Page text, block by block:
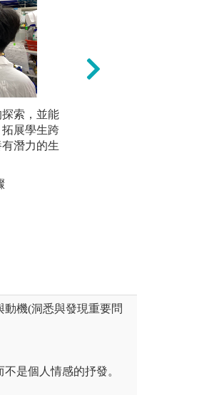
索，並能
展學生跨
潛力的生
機(洞悉與發現重要問
是個人情感的抒發。